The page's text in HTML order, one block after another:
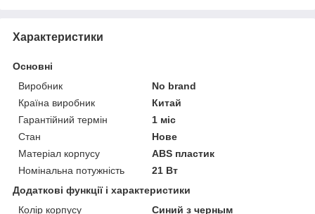
Характеристики
Основні
Виробник
No brand
Країна виробник
Китай
Гарантійний термін
1 міс
Стан
Нове
Матеріал корпусу
ABS пластик
Номінальна потужність
21 Вт
Додаткові функції і характеристики
Колір корпусу
Синий з черным